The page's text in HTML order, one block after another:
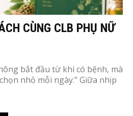
CÙNG CLB PHỤ NỮ
bắt đầu từ khi có bệnh, mà
nhỏ mỗi ngày.” Giữa nhịp